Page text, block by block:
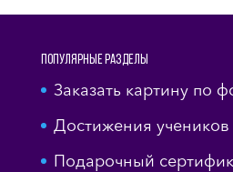
Популярные разделы
Заказать картину по
Достижения учеников
Подарочный